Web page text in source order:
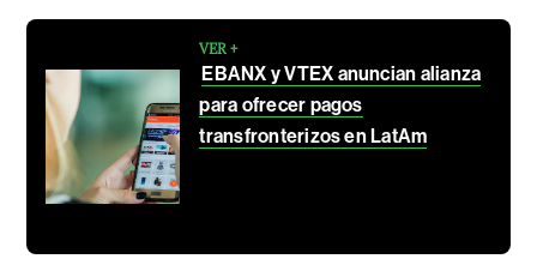
VER +
EBANX y VTEX anuncian alianza
para ofrecer pagos
transfronterizos en LatAm